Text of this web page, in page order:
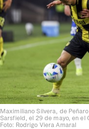
Maximiliano Silvera, de
Sarsfield, el 29 de mayo, en el
Foto: Rodrigo Viera Amaral